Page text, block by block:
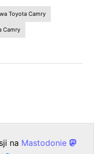
Toyota Camry
Camry
na Mastodonie